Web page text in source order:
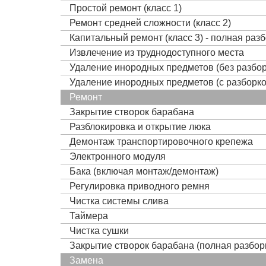
Простой ремонт (класс 1)
Ремонт средней сложности (класс 2)
Капитальный ремонт (класс 3) - полная
Извлечение из труднодоступного места
Удаление инородных предметов (без
Удаление инородных предметов (с
Ремонт
Закрытие створок барабана
Разблокировка и открытие люка
Демонтаж транспортировочного крепежа
Электронного модуля
Бака (включая монтаж/демонтаж)
Регулировка приводного ремня
Чистка системы слива
Таймера
Чистка сушки
Закрытие створок барабана (полная
Замена